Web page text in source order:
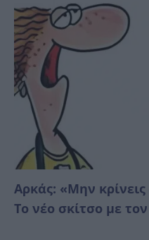
Αρκάς: «Μην
Το νέο σκίτσο με